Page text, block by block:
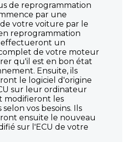
de reprogrammation
par une
votre voiture par le
reprogrammation
effectueront un
de votre moteur
qu'il est en bon état
Ensuite, ils
le logiciel d'origine
sur leur ordinateur
modifieront les
vos besoins. Ils
ensuite le nouveau
sur l'ECU de votre